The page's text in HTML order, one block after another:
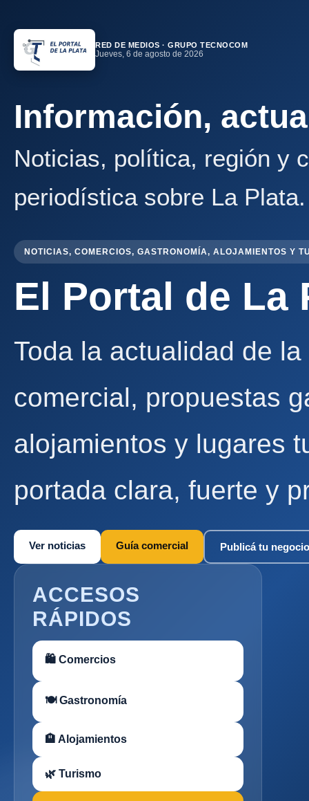
RED DE MEDIOS · GRUPO TECNOCOM
Jueves, 6 de agosto de 2026
Información,
Noticias, política, región y
periodística sobre La Plata.
NOTICIAS, COMERCIOS, GASTRONOMÍA, ALOJAMIENTOS Y
El Portal de La
Toda la actualidad de
comercial, propuestas
alojamientos y lugares
portada clara, fuerte y
Ver noticias Guía comercial Publicá tu negocio
ACCESOS
RÁPIDOS
🛍 Comercios
🍽 Gastronomía
🏨 Alojamientos
🌿 Turismo